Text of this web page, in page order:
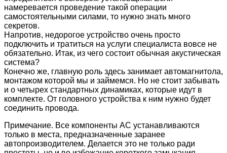
намеревается проведение такой операции
самостоятельными силами, то нужно знать много
секретов.
Напротив, недорогое устройство очень просто
подключить и тратиться на услуги специалиста вовсе не
обязательно. Итак, из чего состоит обычная акустическая
система?
Конечно же, главную роль здесь занимает автомагнитола,
монтажом которой мы и займемся. Но не стоит забывать
и о четырех стандартных динамиках, которые идут в
комплекте. От головного устройства к ним нужно будет
соединить провода.
Примечание. Все компоненты АС устанавливаются
только в места, предназначенные заранее
автопроизводителем. Делается это не только ради